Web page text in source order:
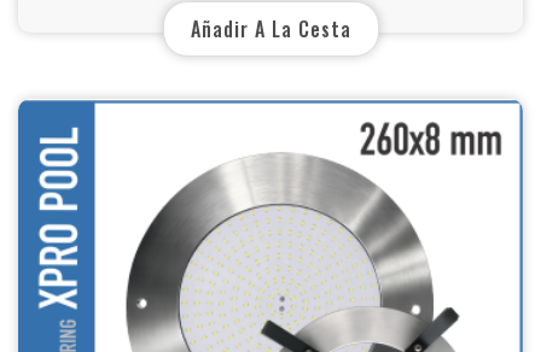
Añadir A La Cesta